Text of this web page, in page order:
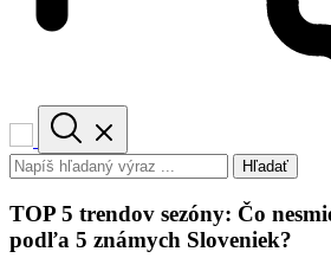
Hľadať
TOP 5 trendov sezóny: Čo
podľa 5 známych Sloveniek?